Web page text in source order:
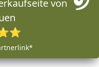
von